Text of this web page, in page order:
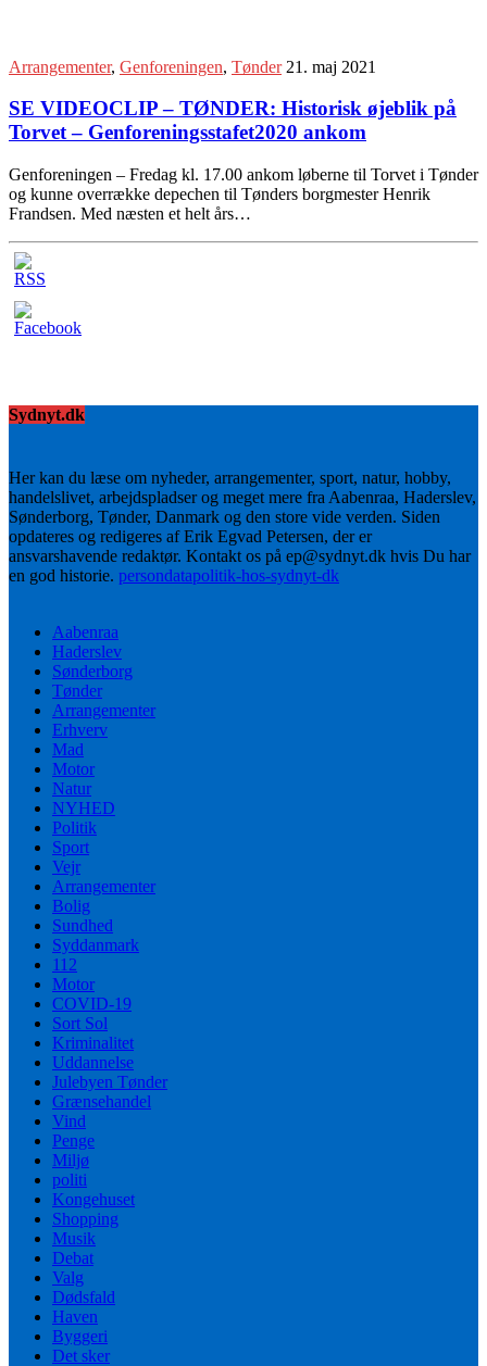
Arrangementer, Genforeningen, Tønder 21. maj 2021
SE VIDEOCLIP – TØNDER: Historisk øjeblik på
Torvet – Genforeningsstafet2020 ankom
Genforeningen – Fredag kl. 17.00 ankom løberne til Torvet i Tønder
og kunne overrække depechen til Tønders borgmester Henrik
Frandsen. Med næsten et helt års…
Sydnyt.dk
Her kan du læse om nyheder, arrangementer, sport, natur, hobby,
handelslivet, arbejdspladser og meget mere fra Aabenraa, Haderslev,
Sønderborg, Tønder, Danmark og den store vide verden. Siden
opdateres og redigeres af Erik Egvad Petersen, der er
ansvarshavende redaktør. Kontakt os på ep@sydnyt.dk hvis Du har
en god historie. persondatapolitik-hos-sydnyt-dk
Aabenraa
Haderslev
Sønderborg
Tønder
Arrangementer
Erhverv
Mad
Motor
Natur
NYHED
Politik
Sport
Vejr
Arrangementer
Bolig
Sundhed
Syddanmark
112
Motor
COVID-19
Sort Sol
Kriminalitet
Uddannelse
Julebyen Tønder
Grænsehandel
Vind
Penge
Miljø
politi
Kongehuset
Shopping
Musik
Debat
Valg
Dødsfald
Haven
Byggeri
Det sker